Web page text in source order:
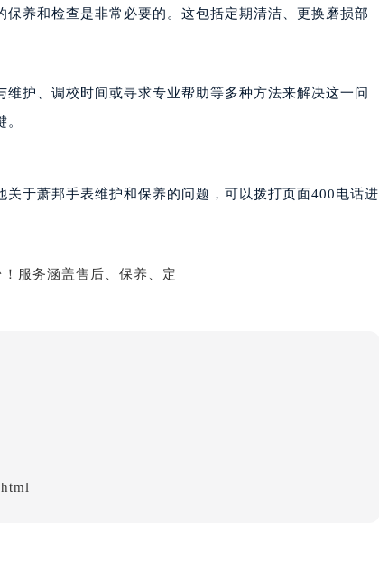
提前预约）
提前预约）
邦售后服务中心（需提前预约）
提前预约）
提前预约）
前预约）
提前预约）
提前预约）
提前预约）
需提前预约）
养和检查是非常必要的。这包括定期清洁、更换磨损部
护、调校时间或寻求专业帮助等多种方法来解决这一问
关于萧邦手表维护和保养的问题，可以拨打页面400电话进